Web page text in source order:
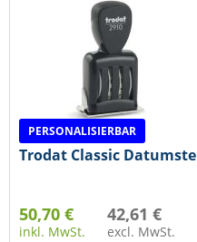
PERSONALISIERBAR
Trodat Classic
50,70 €
inkl. MwSt.
42,61 €
excl. MwSt.